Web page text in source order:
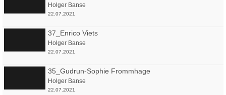
Holger Banse
22.07.2021
37_Enrico Viets
Holger Banse
22.07.2021
35_Gudrun-Sophie Frommhage
Holger Banse
22.07.2021